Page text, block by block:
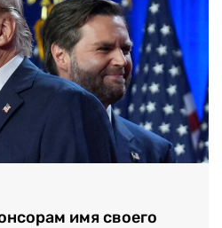
имя своего